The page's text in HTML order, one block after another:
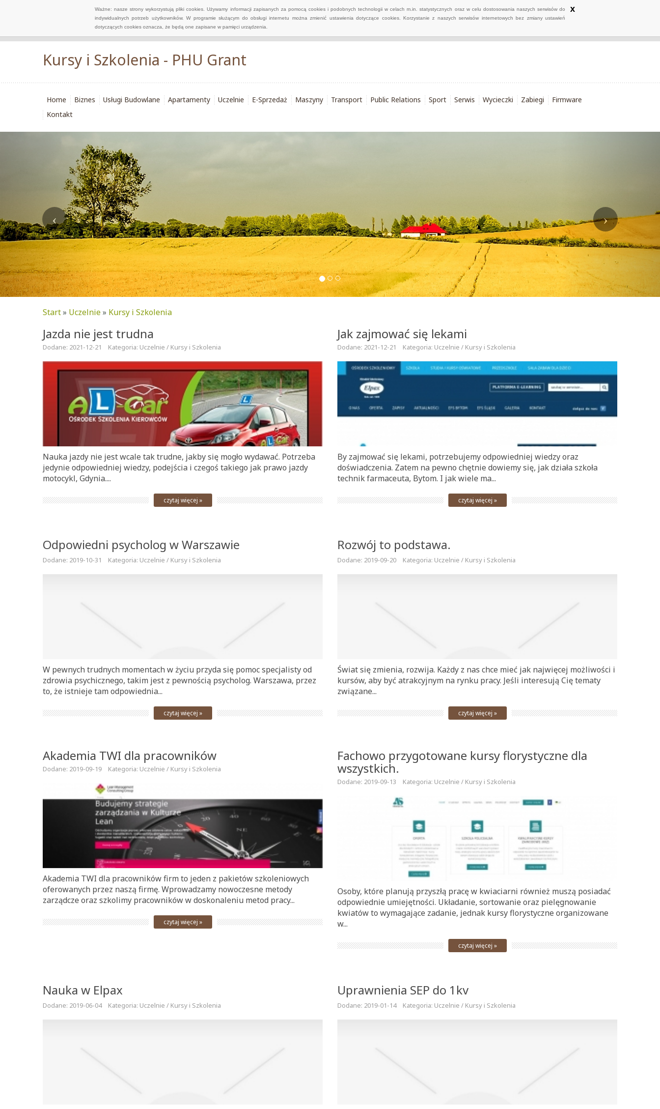
Ważne: nasze strony wykorzystują pliki cookies. Używamy informacji zapisanych za pomocą cookies i podobnych technologii w celach m.in. statystycznych oraz w celu dostosowania naszych serwisów do
indywidualnych potrzeb użytkowników. W programie służącym do obsługi internetu można zmienić ustawienia dotyczące cookies. Korzystanie z naszych serwisów internetowych bez zmiany ustawień
dotyczących cookies oznacza, że będą one zapisane w pamięci urządzenia.
x
Kursy i Szkolenia - PHU Grant
Home Biznes Usługi Budowlane Apartamenty Uczelnie E-Sprzedaż Maszyny Transport Public Relations Sport Serwis Wycieczki Zabiegi
Firmware
Kontakt
Start» Uczelnie» Kursy i Szkolenia
Jazda nie jest trudna
Dodane: 2021-12-21 Kategoria: Uczelnie / Kursy i Szkolenia
Nauka jazdy nie jest wcale tak trudne, jakby się mogło wydawać. Potrzeba
jedynie odpowiedniej wiedzy, podejścia i czegoś takiego jak prawo jazdy
motocykl, Gdynia....
czytaj więcej »
Jak zajmować się lekami
Dodane: 2021-12-21 Kategoria: Uczelnie / Kursy i Szkolenia
By zajmować się lekami, potrzebujemy odpowiedniej wiedzy oraz
doświadczenia. Zatem na pewno chętnie dowiemy się, jak działa szkoła
technik farmaceuta, Bytom. I jak wiele ma...
czytaj więcej »
Odpowiedni psycholog w Warszawie
Dodane: 2019-10-31 Kategoria: Uczelnie / Kursy i Szkolenia
W pewnych trudnych momentach w życiu przyda się pomoc specjalisty od
zdrowia psychicznego, takim jest z pewnością psycholog. Warszawa, przez
to, że istnieje tam odpowiednia...
czytaj więcej »
Rozwój to podstawa.
Dodane: 2019-09-20 Kategoria: Uczelnie / Kursy i Szkolenia
Świat się zmienia, rozwija. Każdy z nas chce mieć jak najwięcej możliwości i
kursów, aby być atrakcyjnym na rynku pracy. Jeśli interesują Cię tematy
związane...
czytaj więcej »
Akademia TWI dla pracowników
Dodane: 2019-09-19 Kategoria: Uczelnie / Kursy i Szkolenia
Akademia TWI dla pracowników firm to jeden z pakietów szkoleniowych
oferowanych przez naszą firmę. Wprowadzamy nowoczesne metody
zarządcze oraz szkolimy pracowników w doskonaleniu metod pracy...
czytaj więcej »
Fachowo przygotowane kursy florystyczne dla
wszystkich.
Dodane: 2019-09-13 Kategoria: Uczelnie / Kursy i Szkolenia
Osoby, które planują przyszłą pracę w kwiaciarni również muszą posiadać
odpowiednie umiejętności. Układanie, sortowanie oraz pielęgnowanie
kwiatów to wymagające zadanie, jednak kursy florystyczne organizowane
w...
czytaj więcej »
Nauka w Elpax
Dodane: 2019-06-04 Kategoria: Uczelnie / Kursy i Szkolenia
Uprawnienia SEP do 1kv
Dodane: 2019-01-14 Kategoria: Uczelnie / Kursy i Szkolenia